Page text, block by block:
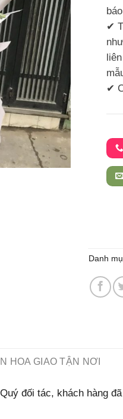
✔
✔
Danh
HOA GIAO TẬN NƠI
đối tác, khách hàng